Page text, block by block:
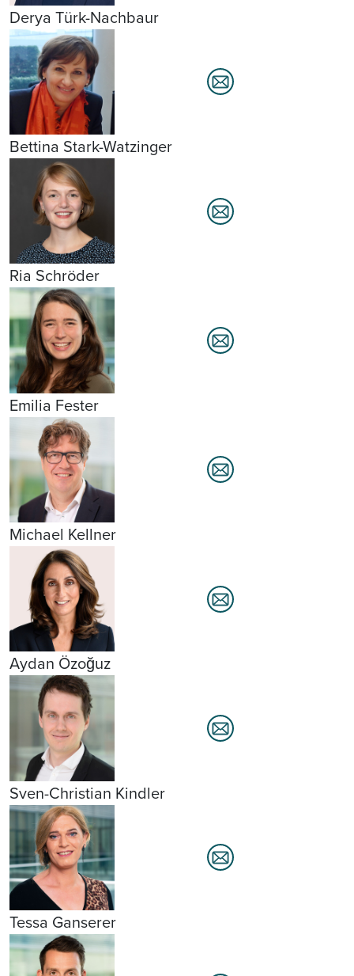
Derya Türk-Nachbaur
Bettina Stark-Watzinger
Ria Schröder
Emilia Fester
Michael Kellner
Aydan Özoğuz
Sven-Christian Kindler
Tessa Ganserer